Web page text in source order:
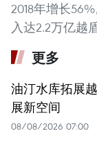
2018年增长
入达2.2万亿越
更多
油汀水库拓展
展新空间
08/08/2026 07:00